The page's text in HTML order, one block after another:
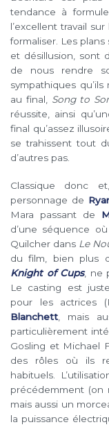
tendance à
l’excellent travail
formaliser. Les plans
et désillusion, sont
de nous rendre
sympathiques
au final, Song to
réussite, ainsi
final qu’assez
se trahissent tout
d’autres pas.
Classique donc
personnage de
Mara passant de
d’une séquence
Quilcher dans Le
du film, bien plus
Knight of Cups, ne
Le casting est
pour les actrices
Blanchett, mais
particulièrement
Gosling et Michael
des rôles où ils
habituels.
précédemment (on
mais aussi un
la puissance